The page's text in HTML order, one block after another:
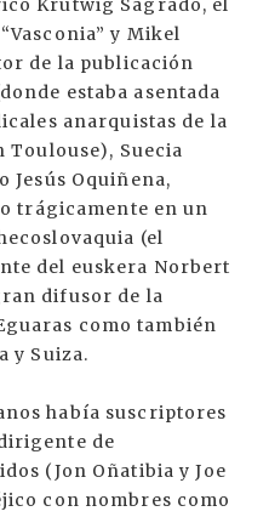
Krutwig Sagrado, el
y Mikel
de la publicación
estaba asentada
anarquistas de la
Toulouse), Suecia
Jesús Oquiñena,
trágicamente en un
(el
del euskera Norbert
difusor de la
como también
y Suiza.
había suscriptores
de
(Jon Oñatibia y Joe
con nombres como